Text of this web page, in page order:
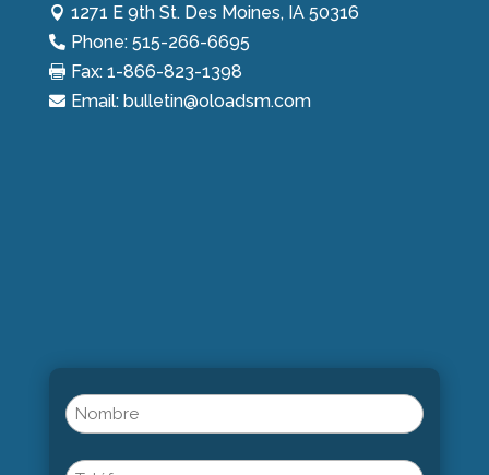
 1271 E 9th St. Des Moines, IA 50316
 Phone: 515-266-6695
 Fax: 1-866-823-1398
 Email: bulletin@oloadsm.com
Name
(Obligatorio)